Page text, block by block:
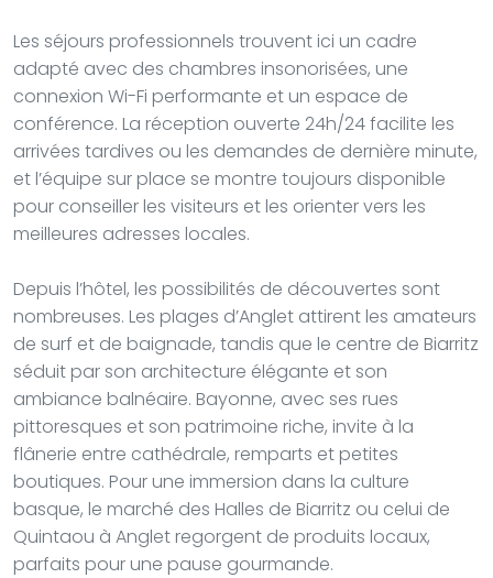
Les séjours professionnels trouvent ici un cadre
adapté avec des chambres insonorisées, une
connexion Wi-Fi performante et un espace de
conférence. La réception ouverte 24h/24 facilite les
arrivées tardives ou les demandes de dernière minute,
et l’équipe sur place se montre toujours disponible
pour conseiller les visiteurs et les orienter vers les
meilleures adresses locales.
Depuis l’hôtel, les possibilités de découvertes sont
nombreuses. Les plages d’Anglet attirent les amateurs
de surf et de baignade, tandis que le centre de Biarritz
séduit par son architecture élégante et son
ambiance balnéaire. Bayonne, avec ses rues
pittoresques et son patrimoine riche, invite à la
flânerie entre cathédrale, remparts et petites
boutiques. Pour une immersion dans la culture
basque, le marché des Halles de Biarritz ou celui de
Quintaou à Anglet regorgent de produits locaux,
parfaits pour une pause gourmande.